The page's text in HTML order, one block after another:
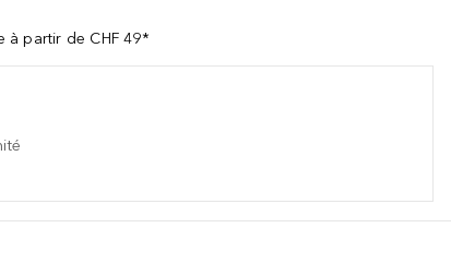
à partir de CHF 49*